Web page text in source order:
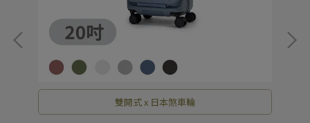
雙開式 x 日本煞車輪